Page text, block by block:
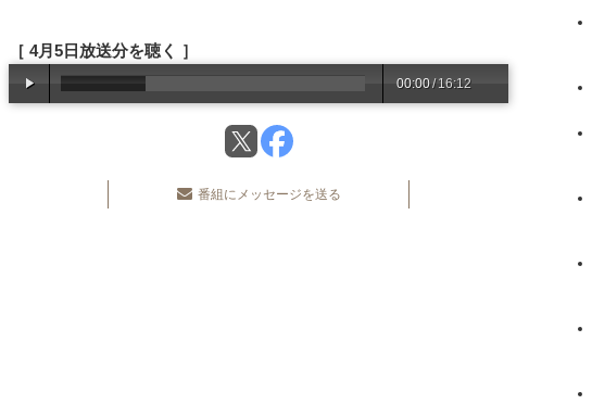
［ 4月5日放送分を聴く ］
00:00/ 16:12
番組にメッセージを送る